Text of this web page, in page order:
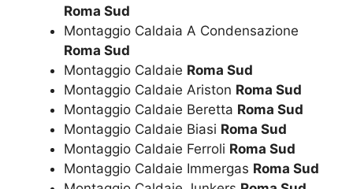
Roma Sud
Montaggio Caldaia A Condensazione
Roma Sud
Montaggio Caldaie Roma Sud
Montaggio Caldaie Ariston Roma Sud
Montaggio Caldaie Beretta Roma Sud
Montaggio Caldaie Biasi Roma Sud
Montaggio Caldaie Ferroli Roma Sud
Montaggio Caldaie Immergas Roma Sud